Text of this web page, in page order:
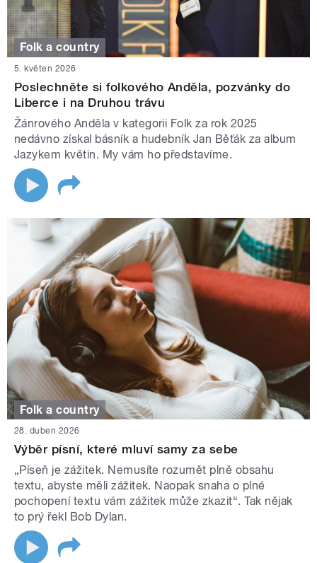
Folk a country
5. květen 2026
Poslechněte si folkového Anděla, pozvánky do
Liberce i na Druhou trávu
Žánrového Anděla v kategorii Folk za rok 2025
nedávno získal básník a hudebník Jan Běťák za album
Jazykem květin. My vám ho představíme.
Folk a country
28. duben 2026
Výběr písní, které mluví samy za sebe
„Píseň je zážitek. Nemusíte rozumět plně obsahu
textu, abyste měli zážitek. Naopak snaha o plné
pochopení textu vám zážitek může zkazit“. Tak nějak
to prý řekl Bob Dylan.